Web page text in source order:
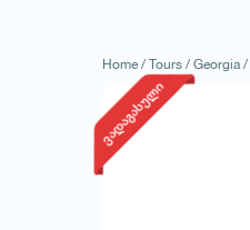
Home / Tours / Georgia /
ვადაგასული